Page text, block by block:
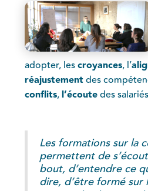
adopter, lescroyances, l’
réajustementdes
conflits,l’écoutedes
Les formations sur la
permettent de
bout, d’entendre ce
dire, d’être formé sur